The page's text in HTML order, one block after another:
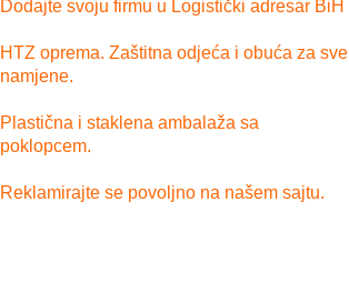
Dodajte svoju firmu u Logistički adresar BiH
HTZ oprema. Zaštitna odjeća i obuća za sve
namjene.
Plastična i staklena ambalaža sa
poklopcem.
Reklamirajte se povoljno na našem sajtu.